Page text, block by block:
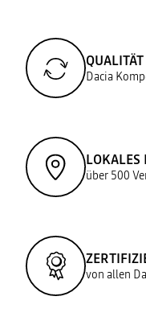
QUALITÄT
Dacia
LOKALES
über 500
von allen